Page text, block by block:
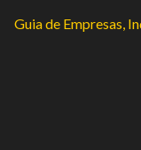
Guia de Empresas,